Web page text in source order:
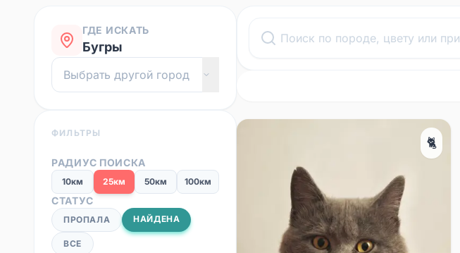
ГДЕ ИСКАТЬ
Бугры
ФИЛЬТРЫ
РАДИУС ПОИСКА
10км 25км 50км 100км
СТАТУС
ПРОПАЛА НАЙДЕНА
ВСЕ
🐈